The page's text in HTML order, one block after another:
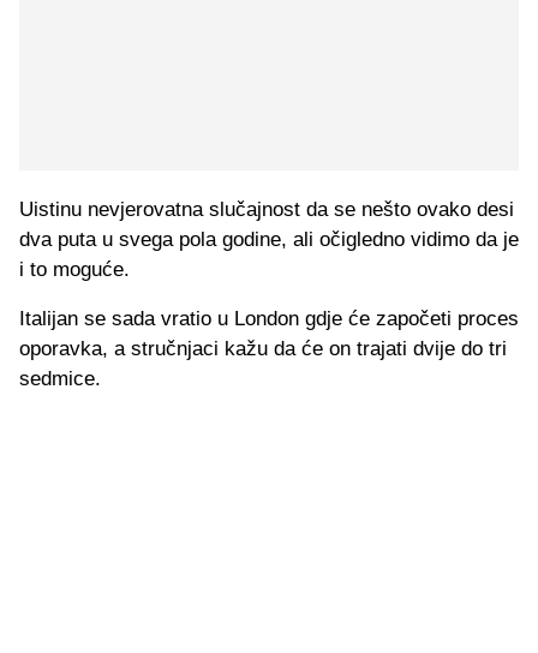
Uistinu nevjerovatna slučajnost da se nešto ovako desi
dva puta u svega pola godine, ali očigledno vidimo da je
i to moguće.
Italijan se sada vratio u London gdje će započeti proces
oporavka, a stručnjaci kažu da će on trajati dvije do tri
sedmice.